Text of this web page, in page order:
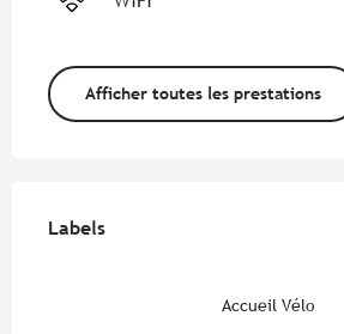
Afficher toutes les prestations
Labels
Labels
Accueil Vélo